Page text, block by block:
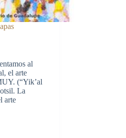
al
el arte
(“Yik’al
La
arte